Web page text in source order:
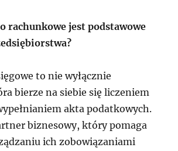
rachunkowe jest podstawowe
to nie wyłącznie
bierze na siebie się liczeniem
akta podatkowych.
biznesowy, który pomaga
ich zobowiązaniami